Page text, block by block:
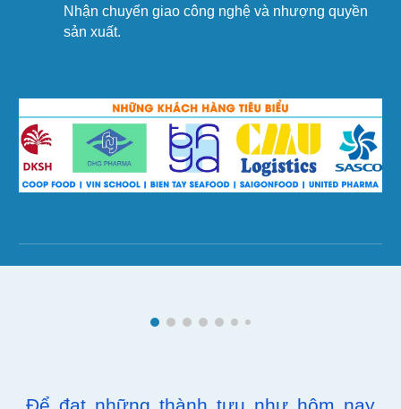
Nhận chuyển giao công nghệ và nhượng quyền
sản xuất.